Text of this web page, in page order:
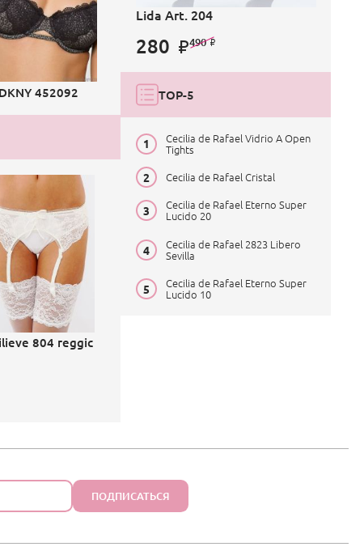
DKNY 452092
804 reggic
Lida Art. 204
280 490
TOP-5
Cecilia de Rafael Vidrio A Open
Tights
Cecilia de Rafael Cristal
Cecilia de Rafael Eterno Super
Lucido 20
Cecilia de Rafael 2823 Libero
Sevilla
Cecilia de Rafael Eterno Super
Lucido 10
ПОДПИСАТЬСЯ